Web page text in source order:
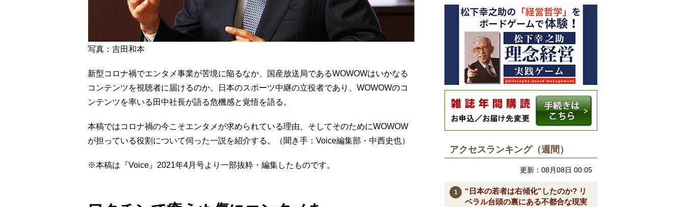
写真：吉田和本
新型コロナ禍でエンタメ事業が苦境に陥るなか、国産放送局であるWOWOWはいかなる
コンテンツを視聴者に届けるのか。日本のスポーツ中継の立役者であり、WOWOWのコ
ンテンツを率いる田中社長が語る危機感と覚悟を語る。
本稿ではコロナ禍の今こそエンタメが求められている理由、そしてそのためにWOWOW
が担っている役割について伺った一説を紹介する。（聞き手：Voice編集部・中西史也）
※本稿は『Voice』2021年4⽉号より⼀部抜粋・編集したものです。
アクセスランキング（週間）
更新：08月08日 00:05
“日本の若者は右傾化”したのか? リ
ベラル台頭の裏にある不都合な現実